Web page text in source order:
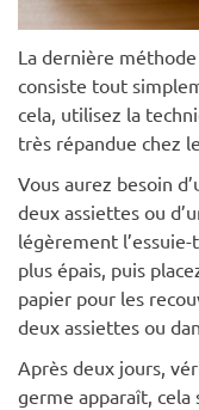
La dernière
consiste tout
cela, utilisez la
très répandue chez
Vous aurez besoin
deux assiettes ou
légèrement
plus épais, puis
papier pour les
deux assiettes ou
Après deux jours,
germe apparaît,